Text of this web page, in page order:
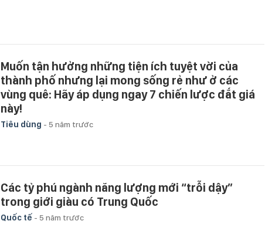
Muốn tận hưởng những tiện ích tuyệt vời của
thành phố nhưng lại mong sống rẻ như ở các
vùng quê: Hãy áp dụng ngay 7 chiến lược đắt giá
này!
Tiêu dùng - 5 năm trước
Các tỷ phú ngành năng lượng mới “trỗi dậy”
trong giới giàu có Trung Quốc
Quốc tế - 5 năm trước